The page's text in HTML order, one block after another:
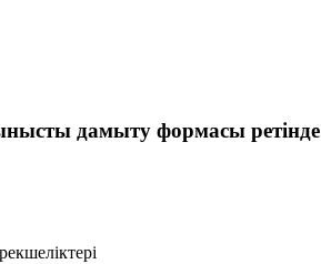
дамыту формасы ретінде